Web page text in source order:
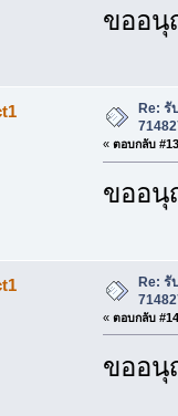
ขออนุ
Re:
« ตอบกลับ
ขออนุ
Re: รั
« ตอบกลับ
ขออนุ